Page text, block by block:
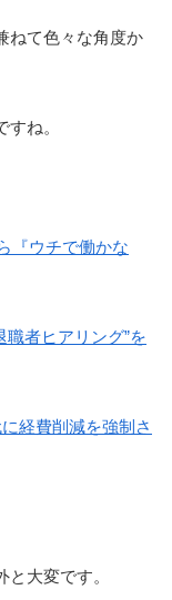
ねて色々な角度か
ね。
『ウチで働かな
者ヒアリング”を
経費削減を強制さ
大変です。